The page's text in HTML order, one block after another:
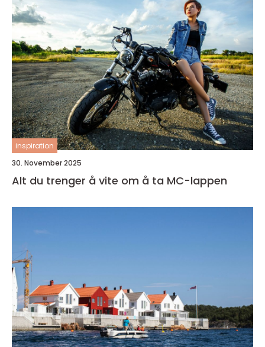
inspiration
30. November 2025
Alt du trenger å vite om å ta MC-lappen